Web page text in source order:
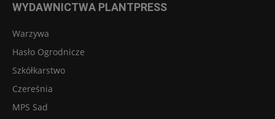
WYDAWNICTWA PLANTPRESS
Warzywa
Hasło Ogrodnicze
Szkółkarstwo
Czereśnia
MPS Sad